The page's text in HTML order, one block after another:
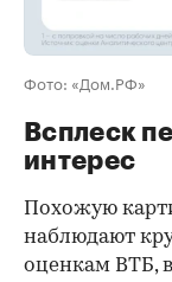
Фото: «Дом.РФ»
Всплеск
интерес
Похожую
наблюдают
оценкам ВТБ,